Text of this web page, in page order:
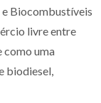
Biocombustíveis
livre entre
como uma
biodiesel,